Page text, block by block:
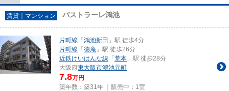
賃貸｜マンション パストラーレ鴻池
片町線 「 鴻池新田 」駅 徒歩4分
片町線 「 徳庵 」駅 徒歩26分
近鉄けいはんな線 「 荒本 」駅 徒歩28分
大阪府東大阪市鴻池元町
7.8万円
築年数：築31年 ｜販売中： 1室